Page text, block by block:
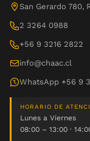
San Gerardo 780,
2 3264 0988
+56 9 3216 2822
info@chaac.cl
WhatsApp +56 9
HORARIO DE
Lunes a Viernes
08:00 – 13:00 ·